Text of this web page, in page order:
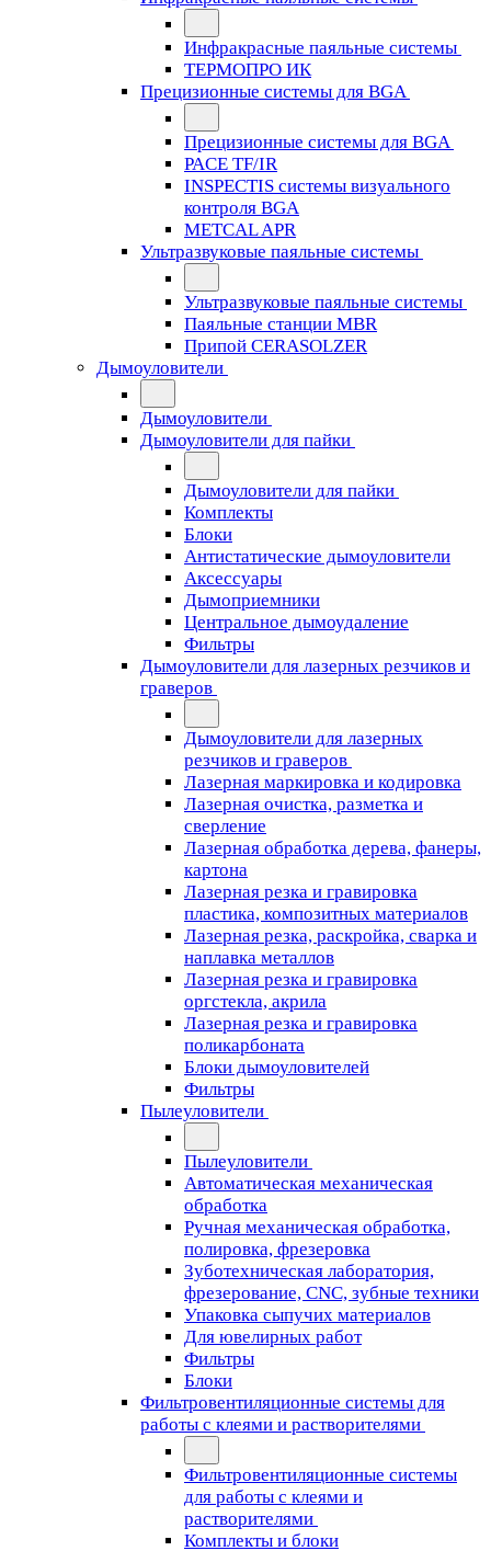
Инфракрасные паяльные системы
ТЕРМОПРО ИК
Прецизионные системы для BGA
Прецизионные системы для BGA
PACE TF/IR
INSPECTIS системы визуального
контроля BGA
METCAL APR
Ультразвуковые паяльные системы
Ультразвуковые паяльные системы
Паяльные станции MBR
Припой CERASOLZER
Дымоуловители
Дымоуловители
Дымоуловители для пайки
Дымоуловители для пайки
Комплекты
Блоки
Антистатические дымоуловители
Аксессуары
Дымоприемники
Центральное дымоудаление
Фильтры
Дымоуловители для лазерных резчиков и
граверов
Дымоуловители для лазерных
резчиков и граверов
Лазерная маркировка и кодировка
Лазерная очистка, разметка и
сверление
Лазерная обработка дерева, фанеры,
картона
Лазерная резка и гравировка
пластика, композитных материалов
Лазерная резка, раскройка, сварка и
наплавка металлов
Лазерная резка и гравировка
оргстекла, акрила
Лазерная резка и гравировка
поликарбоната
Блоки дымоуловителей
Фильтры
Пылеуловители
Пылеуловители
Автоматическая механическая
обработка
Ручная механическая обработка,
полировка, фрезеровка
Зуботехническая лаборатория,
фрезерование, CNC, зубные техники
Упаковка сыпучих материалов
Для ювелирных работ
Фильтры
Блоки
Фильтровентиляционные системы для
работы с клеями и растворителями
Фильтровентиляционные системы
для работы с клеями и
растворителями
Комплекты и блоки